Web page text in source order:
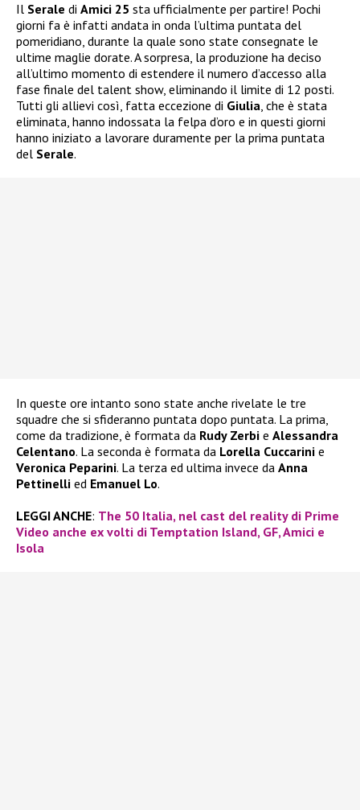
Il Serale di Amici 25 sta ufficialmente per partire! Pochi
giorni fa è infatti andata in onda l’ultima puntata del
pomeridiano, durante la quale sono state consegnate le
ultime maglie dorate. A sorpresa, la produzione ha deciso
all’ultimo momento di estendere il numero d’accesso alla
fase finale del talent show, eliminando il limite di 12 posti.
Tutti gli allievi così, fatta eccezione di Giulia, che è stata
eliminata, hanno indossata la felpa d’oro e in questi giorni
hanno iniziato a lavorare duramente per la prima puntata
del Serale.
In queste ore intanto sono state anche rivelate le tre
squadre che si sfideranno puntata dopo puntata. La prima,
come da tradizione, è formata da Rudy Zerbi e Alessandra
Celentano. La seconda è formata da Lorella Cuccarini e
Veronica Peparini. La terza ed ultima invece da Anna
Pettinelli ed Emanuel Lo.
LEGGI ANCHE: The 50 Italia, nel cast del reality di Prime
Video anche ex volti di Temptation Island, GF, Amici e
Isola